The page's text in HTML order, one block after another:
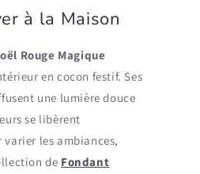
à la Maison
Rouge Magique
en cocon festif. Ses
une lumière douce
se libèrent
les ambiances,
de Fondant